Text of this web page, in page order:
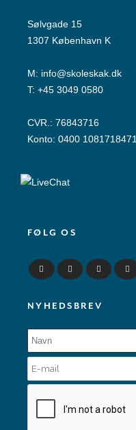
Sølvgade 15
1307 København K
M: info@skoleskak.dk
T: +45 3049 0580
CVR.: 76843716
Konto: 0400 1081718471
FØLG OS
NYHEDSBREV